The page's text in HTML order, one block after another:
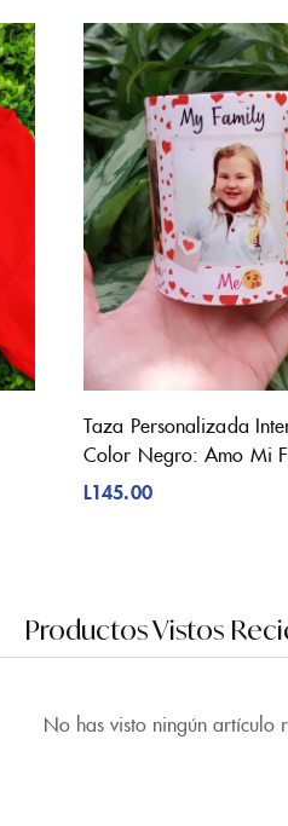
Taza Personalizada
Color Negro: Amo Mi
L145.00
Productos Vistos
No has visto ningún artículo